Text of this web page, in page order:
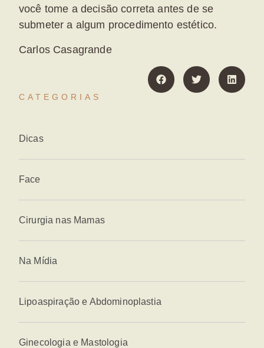
você tome a decisão correta antes de se
submeter a algum procedimento estético.
Carlos Casagrande
CATEGORIAS
Dicas
Face
Cirurgia nas Mamas
Na Mídia
Lipoaspiração e Abdominoplastia
Ginecologia e Mastologia